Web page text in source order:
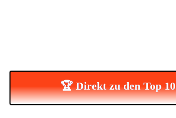
🏆 Direkt zu den Top 10